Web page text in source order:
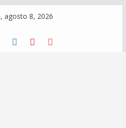
agosto 8, 2026